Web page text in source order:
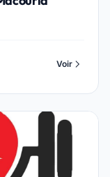
Voir